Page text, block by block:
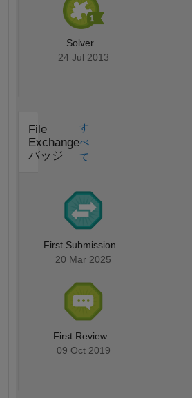
Solver
24 Jul 2013
File
Exchange
バッジ
す
べ
て
First Submission
20 Mar 2025
First Review
09 Oct 2019